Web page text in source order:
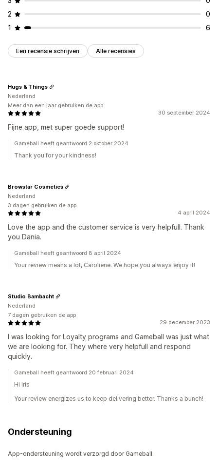
2
0
1
6
Een recensie schrijven Alle recensies
30 september 2024
Fijne app, met super goede support!
Hugs & Things
Nederland
Meer dan een jaar gebruiken de app
Gameball heeft geantwoord 2 oktober 2024
Thank you for your kindness!
4 april 2024
Love the app and the customer service is very helpfull. Thank
you Dania.
Browstar Cosmetics
Nederland
3 dagen gebruiken de app
Gameball heeft geantwoord 8 april 2024
Your review means a lot, Caroliene. We hope you always enjoy it!
29 december 2023
I was looking for Loyalty programs and Gameball was just what
we are looking for. They where very helpfull and respond
quickly.
Studio Bambacht
Nederland
7 dagen gebruiken de app
Gameball heeft geantwoord 20 februari 2024
Hi Iris
Your review energizes us to keep delivering better. Thanks a bunch!
Ondersteuning
App-ondersteuning wordt verzorgd door Gameball.